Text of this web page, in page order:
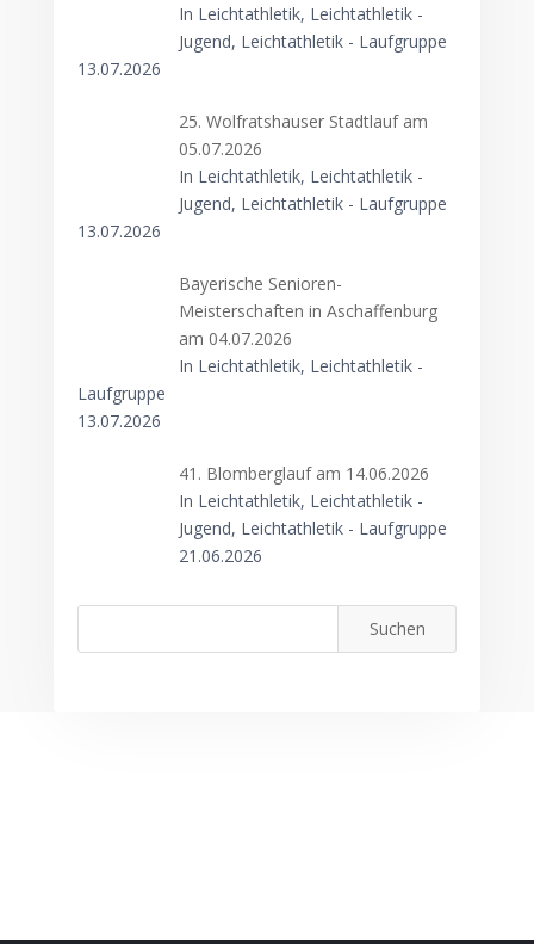
In Leichtathletik, Leichtathletik -
Jugend, Leichtathletik - Laufgruppe
13.07.2026
25. Wolfratshauser Stadtlauf am
05.07.2026
In Leichtathletik, Leichtathletik -
Jugend, Leichtathletik - Laufgruppe
13.07.2026
Bayerische Senioren-
Meisterschaften in Aschaffenburg
am 04.07.2026
In Leichtathletik, Leichtathletik -
Laufgruppe
13.07.2026
41. Blomberglauf am 14.06.2026
In Leichtathletik, Leichtathletik -
Jugend, Leichtathletik - Laufgruppe
21.06.2026